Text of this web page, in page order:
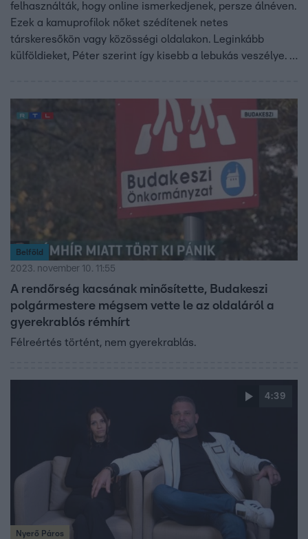
felhasználták, hogy online ismerkedjenek, persze álnéven.
Ezek a kamuprofilok nőket szédítenek netes
társkeresőkön vagy közösségi oldalakon. Leginkább
külföldieket, Péter szerint így kisebb a lebukás veszélye. A
egy Hajdú Péter bőrébe bújt Gab nevű férfival. Azt írta,
egy idő után gyanússá vált neki valami és a Google
képkeresőben talált rá a műsorvezetőre, akinek el is
Belföld
2023. november 10. 11:55
A rendőrség kacsának minősítette, Budakeszi
polgármestere mégsem vette le az oldaláról a
gyerekrablós rémhírt
Félreértés történt, nem gyerekrablás.
4:39
Nyerő Páros